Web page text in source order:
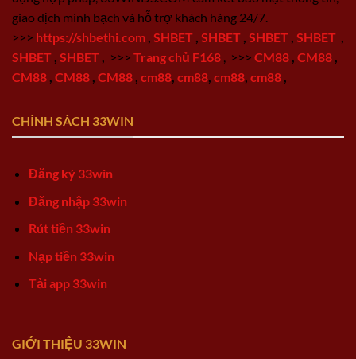
giao dịch minh bạch và hỗ trợ khách hàng 24/7.
>>> https://shbethi.com SHBET SHBET SHBET SHBET
SHBET SHBET >>> Trang chủ F168 >>> CM88 CM88
CM88 CM88 CM88 cm88 cm88 cm88 cm88
CHÍNH SÁCH 33WIN
Đăng ký 33win
Đăng nhập 33win
Rút tiền 33win
Nạp tiền 33win
Tải app 33win
GIỚI THIỆU 33WIN